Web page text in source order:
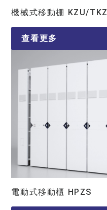
機械式移動棚 KZU/TKZ
查看更多
電動式移動櫃 HPZS